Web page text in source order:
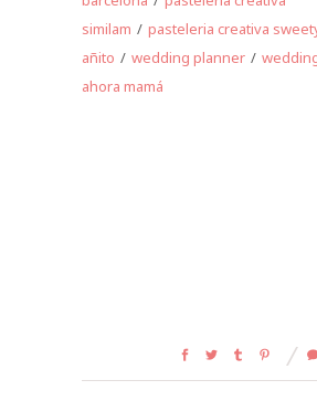
similam / pasteleria creativa
añito / wedding planner /
ahora mamá